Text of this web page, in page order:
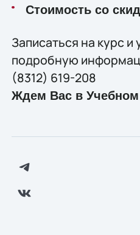
Стоимость со
Записаться на курс и
подробную
(8312) 619-208
Ждем Вас в Учебном